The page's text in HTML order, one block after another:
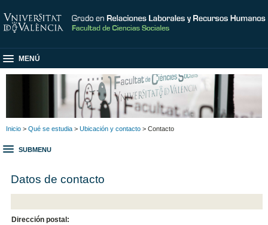
MENÚ
Inicio > Qué se estudia > Ubicación y contacto > Contacto
SUBMENU
Datos de contacto
Dirección postal: